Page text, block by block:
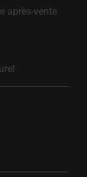
après-vente